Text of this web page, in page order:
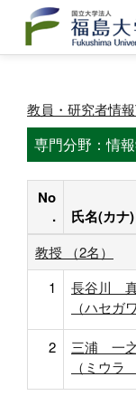
教員・研究者情
専門分野：情
No
.
氏名(カナ)
教授 （2名）
1
長谷川
（ハセガ
2
三浦 一之
（ミウラ